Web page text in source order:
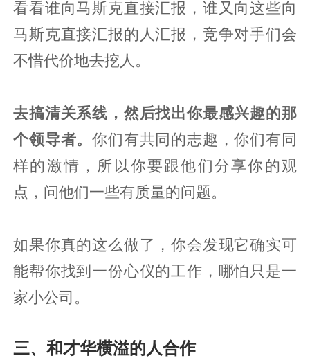
看看谁向马斯克直接汇报，谁又向这些向
马斯克直接汇报的人汇报，竞争对手们会
不惜代价地去挖人。
去搞清关系线，然后找出你最感兴趣的那
个领导者。你们有共同的志趣，你们有同
样的激情，所以你要跟他们分享你的观
点，问他们一些有质量的问题。
如果你真的这么做了，你会发现它确实可
能帮你找到一份心仪的工作，哪怕只是一
家小公司。
三、和才华横溢的人合作